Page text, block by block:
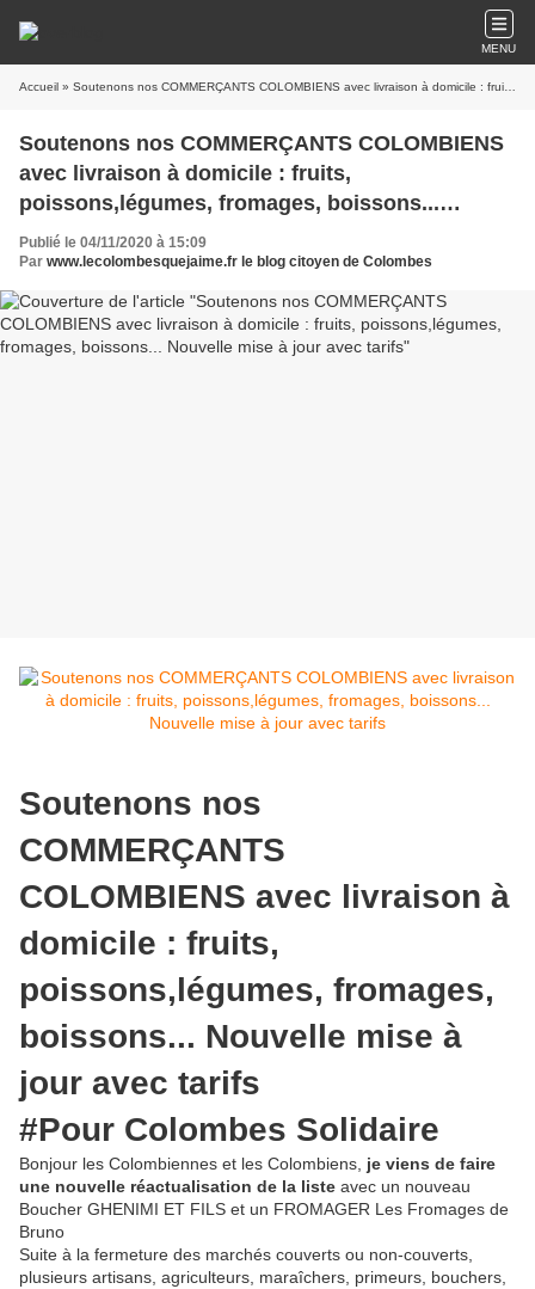
MENU
Accueil » Soutenons nos COMMERÇANTS COLOMBIENS avec livraison à domicile : fruits, poissons,légumes, fromages, boissons... Nouvelle mise à jour avec tarifs
Soutenons nos COMMERÇANTS COLOMBIENS
avec livraison à domicile : fruits,
poissons,légumes, fromages, boissons...
Nouvelle mise à jour avec tarifs
Publié le 04/11/2020 à 15:09
Par www.lecolombesquejaime.fr le blog citoyen de Colombes
Soutenons nos
COMMERÇANTS
COLOMBIENS avec livraison à
domicile : fruits,
poissons,légumes, fromages,
boissons... Nouvelle mise à
jour avec tarifs
#Pour Colombes Solidaire
Bonjour les Colombiennes et les Colombiens, je viens de faire
une nouvelle réactualisation de la liste avec un nouveau
Boucher GHENIMI ET FILS et un FROMAGER Les Fromages de
Bruno
Suite à la fermeture des marchés couverts ou non-couverts,
plusieurs artisans, agriculteurs, maraîchers, primeurs, bouchers,